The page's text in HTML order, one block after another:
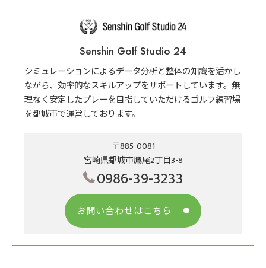
Senshin Golf Studio 24
シミュレーションによるデータ分析と整体の知識を活かし
ながら、効率的なスキルアップをサポートしています。無
理なく安定したプレーを目指していただけるゴルフ練習場
を都城市で運営しております。
〒885-0081
宮崎県都城市鷹尾2丁目3-8
0986-39-3233
お問い合わせはこちら